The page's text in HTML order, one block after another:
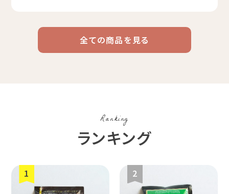
コーヒー
リキッド
コーヒー
豆・粉
デカフェ
ケニア
全ての商品を見る
Ranking
ランキング